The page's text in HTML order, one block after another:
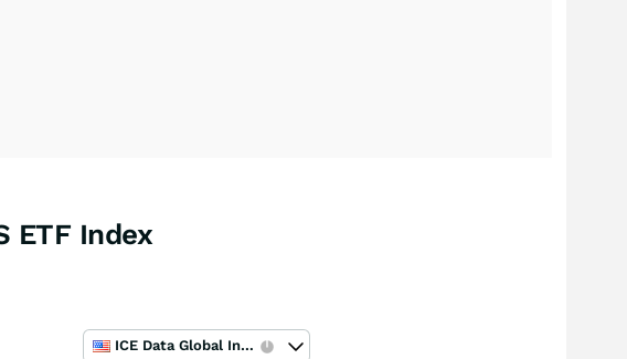
ETF Index
ICE Data Global Index